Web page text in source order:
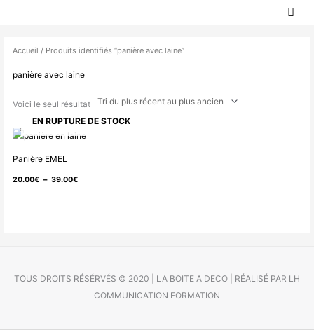
Accueil / Produits identifiés “panière avec laine”
panière avec laine
Voici le seul résultat
EN RUPTURE DE STOCK
Panière EMEL
20.00€ – 39.00€
Plage
20.00€
TOUS DROITS RÉSÉRVÉS © 2020 | LA BOITE A DECO | RÉALISÉ PAR LH
COMMUNICATION FORMATION